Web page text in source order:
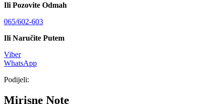
Ili Pozovite Odmah
065/602-603
Ili Naručite Putem
Viber
WhatsApp
Podijeli:
Mirisne Note